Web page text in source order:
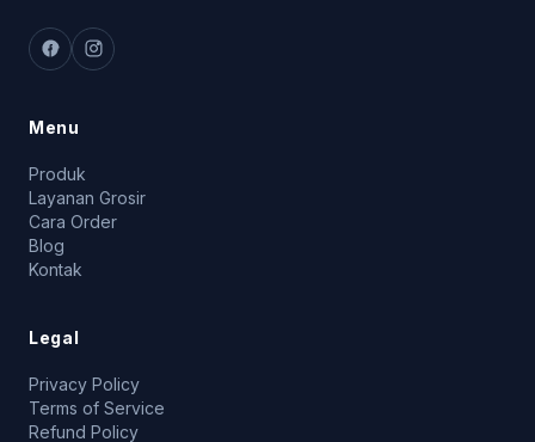
Menu
Produk
Layanan Grosir
Cara Order
Blog
Kontak
Legal
Privacy Policy
Terms of Service
Refund Policy